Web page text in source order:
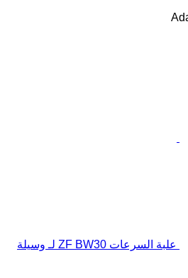
علبة السرعات ZF BW30 لـ وسيلة